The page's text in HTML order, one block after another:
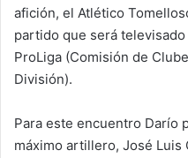
afición, el Atlético
partido que será
ProLiga (Comisión de
División).
Para este encuentro Darío
máximo artillero, José Luis